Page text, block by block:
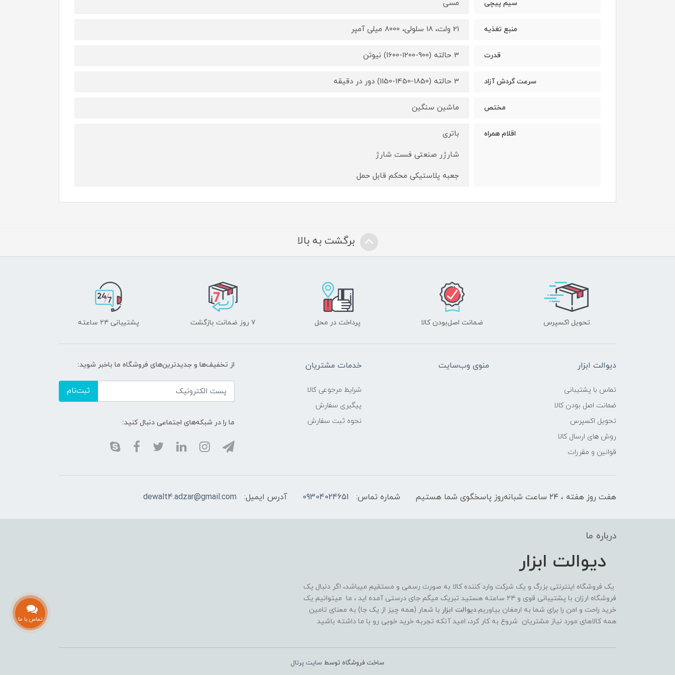
سیم پیچی مسی
منبع تغذیه 21 ولت، 18 سلولی، 8000 میلی آمپر
قدرت 3 حالته (900-1200-1600) نیوتن
سرعت گردش آزاد 3 حالته (1850-1450-1150) دور در دقیقه
مختص ماشین سنگین
اقلام همراه
باتری
شارژر صنعتی فست شارژ
جعبه پلاستیکی محکم قابل حمل
برگشت به بالا
تحویل اکسپرس ضمانت اصل‌بودن کالا پرداخت در محل ۷ روز ضمانت بازگشت پشتیبانی ۲۴ ساعته
دیوالت ابزار
تماس با پشتیبانی
ضمانت اصل بودن کالا
تحویل اکسپرس
روش های ارسال کالا
قوانین و مقررات
منوی وب‌سایت خدمات مشتریان
شرایط مرجوعی کالا
پیگیری سفارش
نحوه ثبت سفارش
از تخفیف‌ها و جدیدترین‌های فروشگاه ما باخبر شوید:
ثبت‌نام
ما را در شبکه‌های اجتماعی دنبال کنید:
هفت روز هفته ، ۲۴ ساعت شبانه‌روز پاسخگوی شما هستیم شماره تماس: 09304024651 آدرس ایمیل: dewalt4.adzar@gmail.com
درباره ما
دیوالت ابزار
یک فروشگاه اینترنتی بزرگ و یک شرکت وارد کننده کالا به صورت رسمی و مستقیم میباشد، اگر دنبال یک
فروشگاه ارزان با پشتیبانی قوی و ۲۴ ساعته هستید تبریک میگم جای درستی آمده اید ، ما میتوانیم یک
خرید راحت و امن را برای شما به ارمغان بیاوریم.دیوالت ابزار با شعار (همه چیز از یک جا) به معنای تامین
همه کالاهای مورد نیاز مشتریان شروع به کار کرد، امید آنکه تجربه خرید خوبی رو با ما داشته باشید
ساخت فروشگاه توسط سایت پرتال
تماس با ما